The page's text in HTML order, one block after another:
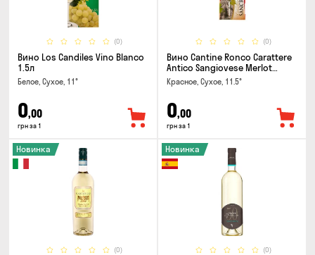
(0)
Вино Los Candiles Vino Blanco
1.5л
Белое, Сухое, 11°
0,00
грн за 1
(0)
Вино Cantine Ronco Carattere
Antico Sangiovese Merlot
Rubicone IGT 0.25л
Красное, Сухое, 11.5°
0,00
грн за 1
(0)
Новинка
(0)
Новинка